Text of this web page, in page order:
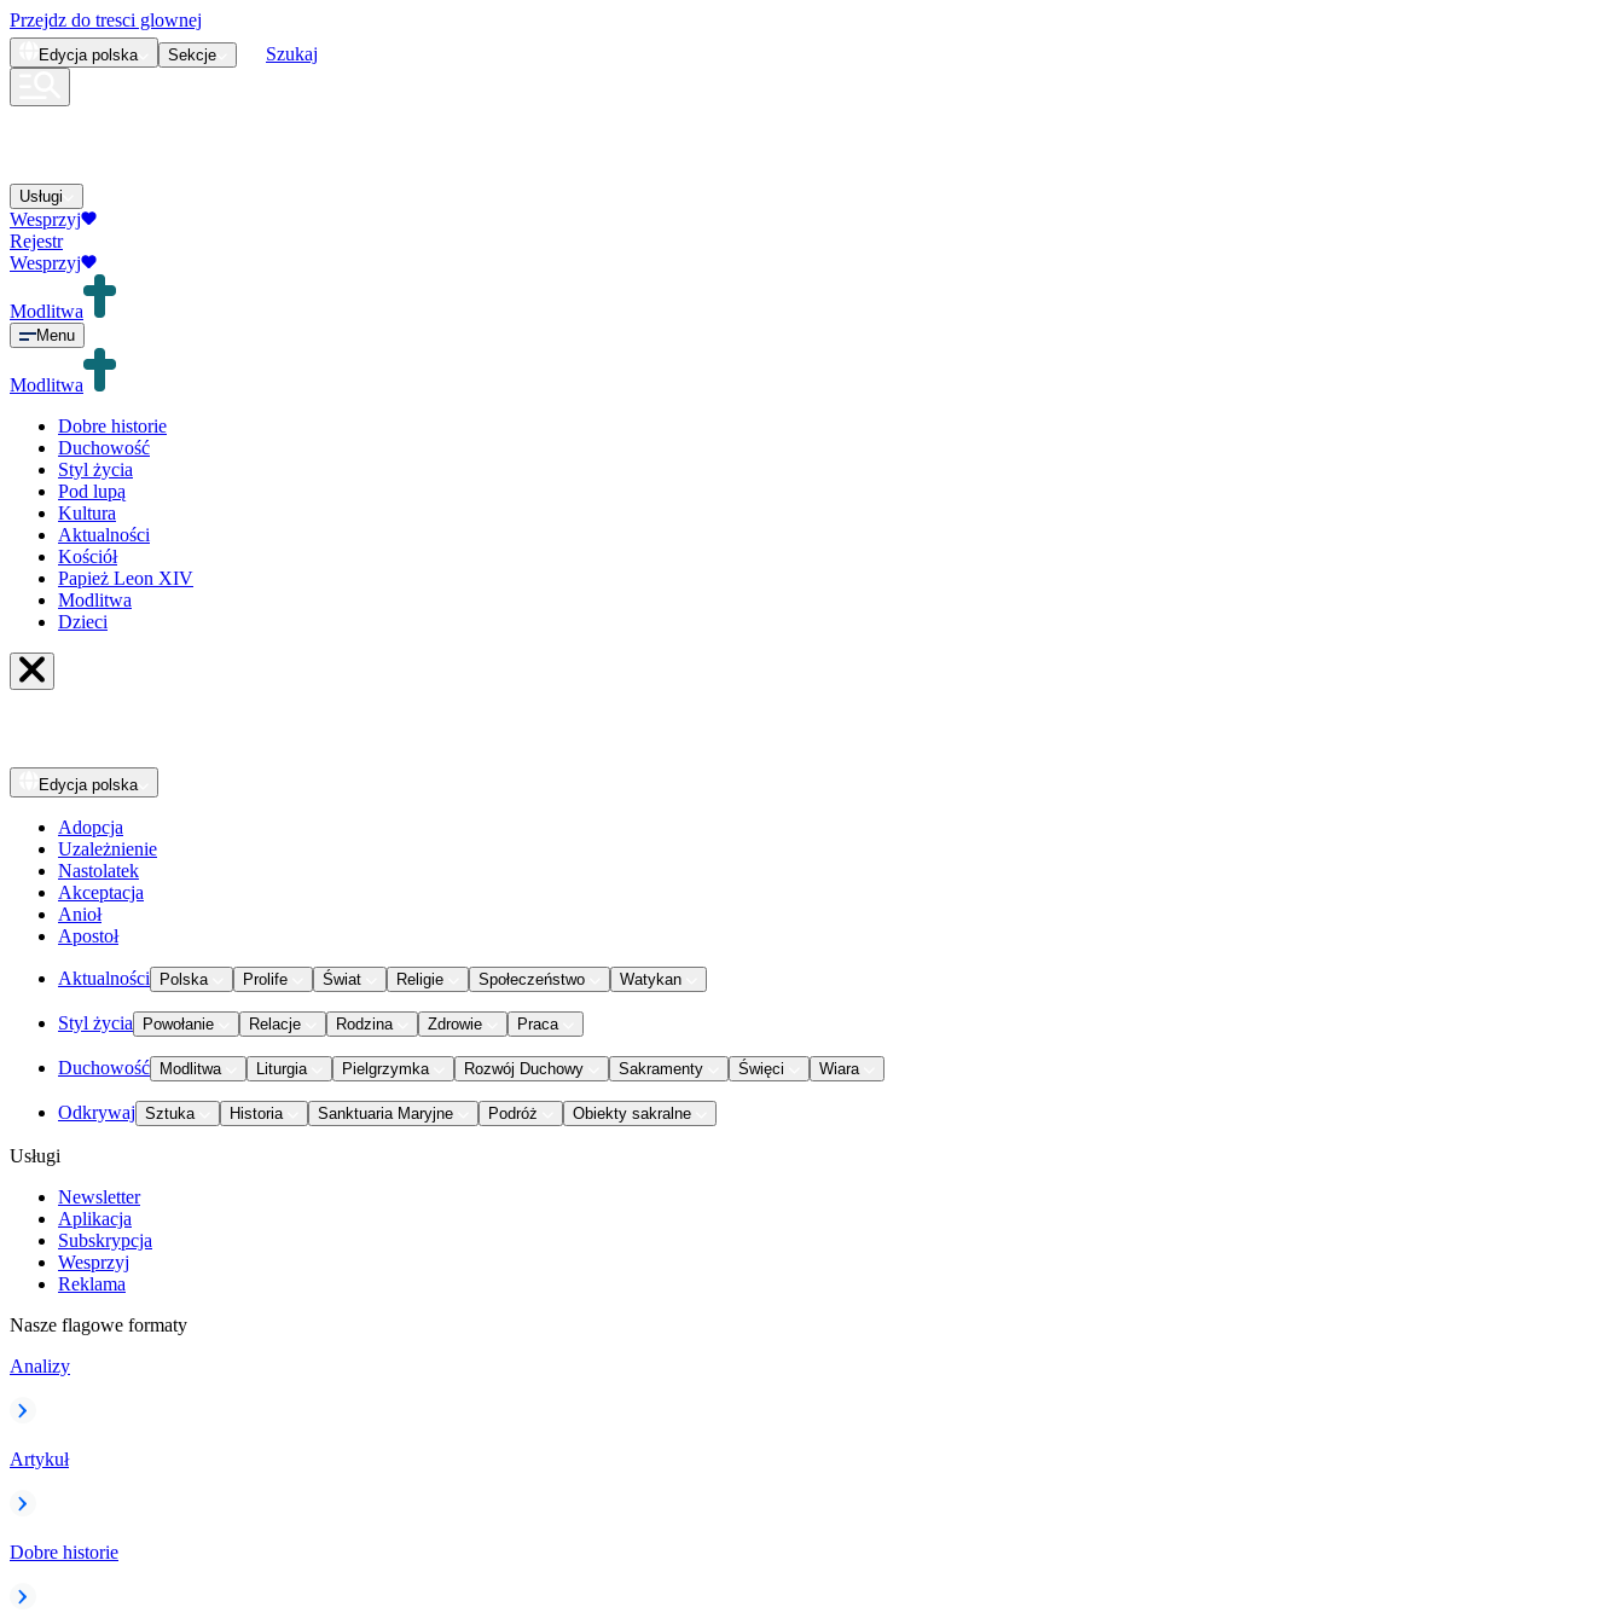
Przejdz do tresci glownej
Edycja polska Sekcje Szukaj
Usługi
Wesprzyj
Rejestr
Wesprzyj
Modlitwa
Menu
Modlitwa
Dobre historie
Duchowość
Styl życia
Pod lupą
Kultura
Aktualności
Kościół
Papież Leon XIV
Modlitwa
Dzieci
Edycja polska
Adopcja
Uzależnienie
Nastolatek
Akceptacja
Anioł
Apostoł
Aktualności Polska Prolife Świat Religie Społeczeństwo Watykan
Styl życia Powołanie Relacje Rodzina Zdrowie Praca
Duchowość Modlitwa Liturgia Pielgrzymka Rozwój Duchowy Sakramenty Święci Wiara
Odkrywaj Sztuka Historia Sanktuaria Maryjne Podróż Obiekty sakralne
Usługi
Newsletter
Aplikacja
Subskrypcja
Wesprzyj
Reklama
Nasze flagowe formaty
Analizy
Artykuł
Dobre historie